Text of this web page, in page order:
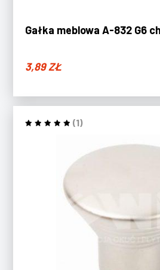
Gałka meblowa A-832 G6
3,89ZŁ
(1)